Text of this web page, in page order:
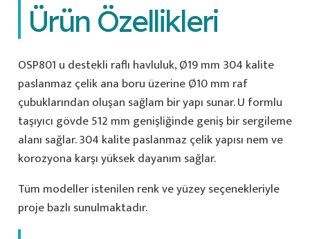
Ürün Özellikleri
OSP801 u destekli raflı havluluk, Ø19 mm 304 kalite
paslanmaz çelik ana boru üzerine Ø10 mm raf
çubuklarından oluşan sağlam bir yapı sunar. U formlu
taşıyıcı gövde 512 mm genişliğinde geniş bir sergileme
alanı sağlar. 304 kalite paslanmaz çelik yapısı nem ve
korozyona karşı yüksek dayanım sağlar.
Tüm modeller istenilen renk ve yüzey seçenekleriyle
proje bazlı sunulmaktadır.